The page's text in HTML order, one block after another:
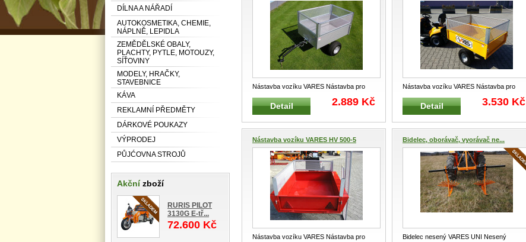
DÍLNA A NÁŘADÍ
AUTOKOSMETIKA, CHEMIE,
NÁPLNĚ, LEPIDLA
ZEMĚDĚLSKÉ OBALY,
PLACHTY, PYTLE, MOTOUZY,
SÍŤOVINY
MODELY, HRAČKY,
STAVEBNICE
KÁVA
REKLAMNÍ PŘEDMĚTY
DÁRKOVÉ POUKAZY
VÝPRODEJ
PŮJĆOVNA STROJŮ
Akčnízboží
RURIS PILOT
3130G E-tř...
72.600 Kč
Nástavba vozíku VARES Nástavba pro
tažený vozík za zahradní traktory,
Detail 2.889 Kč
Nástavba vozíku VARES Nástavba pro
tažený vozík za zahradní traktory,
Detail 3.530 Kč
Nástavba vozíku VARES HV 500-5
Nástavba vozíku VARES Nástavba pro
Bidelec, oborávač, vyorávač ne...
Bidelec nesený VARES UNI Nesený